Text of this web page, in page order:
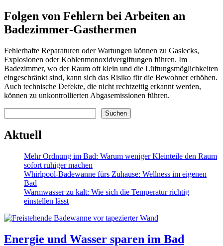
Folgen von Fehlern bei Arbeiten an
Badezimmer-Gasthermen
Fehlerhafte Reparaturen oder Wartungen können zu Gaslecks,
Explosionen oder Kohlenmonoxidvergiftungen führen. Im
Badezimmer, wo der Raum oft klein und die Lüftungsmöglichkeiten
eingeschränkt sind, kann sich das Risiko für die Bewohner erhöhen.
Auch technische Defekte, die nicht rechtzeitig erkannt werden,
können zu unkontrollierten Abgasemissionen führen.
Suchen
Aktuell
Mehr Ordnung im Bad: Warum weniger Kleinteile den Raum
sofort ruhiger machen
Whirlpool-Badewanne fürs Zuhause: Wellness im eigenen
Bad
Warmwasser zu kalt: Wie sich die Temperatur richtig
einstellen lässt
Energie und Wasser sparen im Bad